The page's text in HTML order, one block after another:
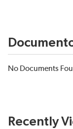
No Documents
Recently